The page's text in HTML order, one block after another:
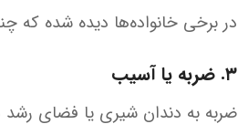
در برخی خانواده‌ها دیده شده که
۳. ضربه یا آسیب
ضربه به دندان شیری یا فضای